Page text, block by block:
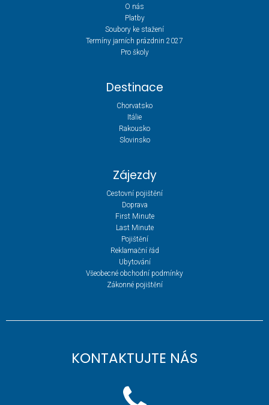
O nás
Platby
Soubory ke stažení
Termíny jarních prázdnin 2027
Pro školy
Destinace
Chorvatsko
Itálie
Rakousko
Slovinsko
Zájezdy
Cestovní pojištění
Doprava
First Minute
Last Minute
Pojištění
Reklamační řád
Ubytování
Všeobecné obchodní podmínky
Zákonné pojištění
KONTAKTUJTE NÁS